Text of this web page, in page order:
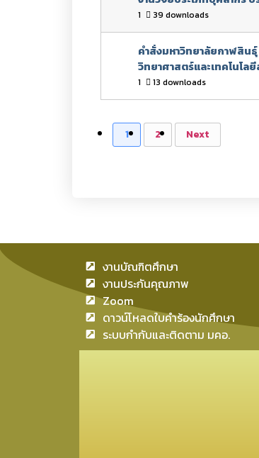
1 39 downloads
คำสั่งมหาวิทยาลัยกาฬสิน
วิทยาศาสตร์และเทคโนโล
1 13 downloads
1 2 Next
งานบัณฑิตศึกษา
งานประกันคุณภาพ
Zoom
ดาวน์โหลดใบคำร้องนักศึกษา
ระบบกำกับและติดตาม มคอ.